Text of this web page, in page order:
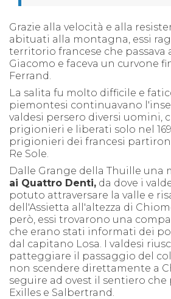
Grazie alla velocità e alla
abituati alla montagna, essi
territorio francese che passava
Giacomo e faceva un curvone
Ferrand.
La salita fu molto difficile e
piemontesi continuavano
valdesi persero diversi uomini,
prigionieri e liberati solo nel
prigionieri dei francesi
Re Sole.
Dalle Grange della Thuille una
ai Quattro Denti, da dove i
potuto attraversare la valle e
dell'Assietta all'altezza di
però, essi trovarono una
che erano stati informati dei
dal capitano Losa. I valdesi
patteggiare il passaggio del
non scendere direttamente a
seguire ad ovest il sentiero che
Exilles e Salbertrand.